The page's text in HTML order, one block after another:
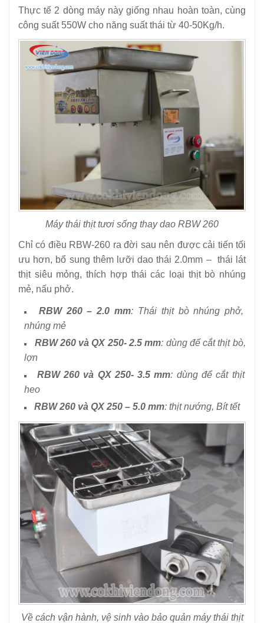
Thực tế 2 dòng máy này giống nhau hoàn toàn, cùng
công suất 550W cho năng suất thái từ 40-50Kg/h.
Máy thái thịt tươi sống thay dao RBW 260
Chỉ có điều RBW-260 ra đời sau nên được cải tiến tối
ưu hơn, bổ sung thêm lưỡi dao thái 2.0mm – thái lát
thịt siêu mỏng, thích hợp thái các loại thịt bò nhúng
mẻ, nấu phở.
RBW 260 – 2.0 mm: Thái thịt bò nhúng phở,
nhúng mẻ
RBW 260và QX 250- 2.5 mm: dùng để cắt thịt bò,
lợn
RBW 260và QX 250- 3.5 mm: dùng để cắt thịt
heo
RBW 260 và QX 250 – 5.0 mm: thịt nướng, Bít tết
Về cách vận hành, vệ sinh vào bảo quản máy thái thịt